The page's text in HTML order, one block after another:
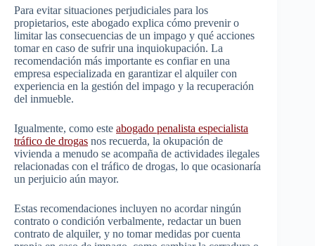
Para evitar situaciones perjudiciales para los
propietarios, este abogado explica cómo prevenir o
limitar las consecuencias de un impago y qué acciones
tomar en caso de sufrir una inquiokupación. La
recomendación más importante es confiar en una
empresa especializada en garantizar el alquiler con
experiencia en la gestión del impago y la recuperación
del inmueble.
Igualmente, como este abogado penalista especialista
tráfico de drogas nos recuerda, la okupación de
vivienda a menudo se acompaña de actividades ilegales
relacionadas con el tráfico de drogas, lo que ocasionaría
un perjuicio aún mayor.
Estas recomendaciones incluyen no acordar ningún
contrato o condición verbalmente, redactar un buen
contrato de alquiler, y no tomar medidas por cuenta